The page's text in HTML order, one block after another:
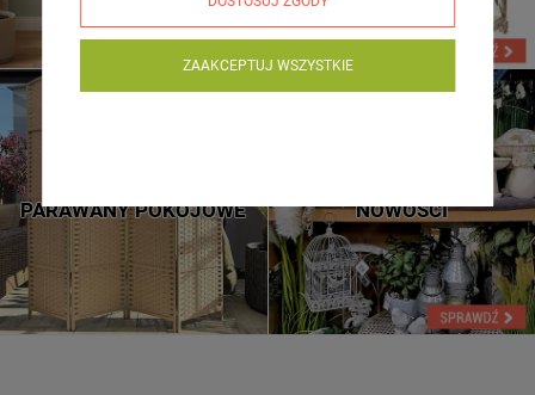
PARAWANY POKOJOWE NOWOŚCI
ZAAKCEPTUJ WSZYSTKIE